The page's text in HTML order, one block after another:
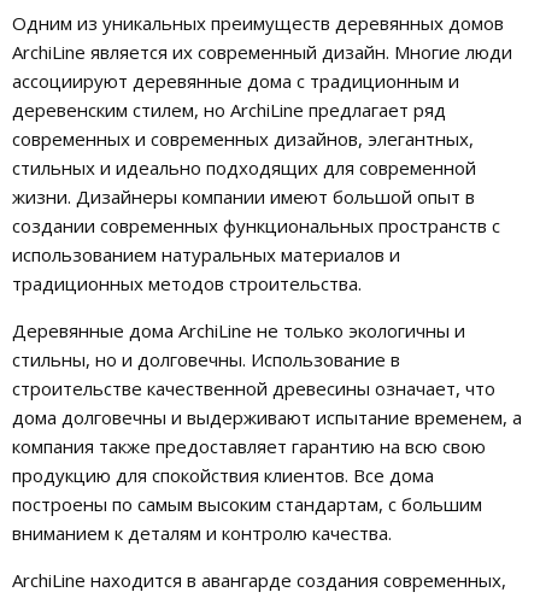
Одним из уникальных преимуществ деревянных домов
ArchiLine является их современный дизайн. Многие люди
ассоциируют деревянные дома с традиционным и
деревенским стилем, но ArchiLine предлагает ряд
современных и современных дизайнов, элегантных,
стильных и идеально подходящих для современной
жизни. Дизайнеры компании имеют большой опыт в
создании современных функциональных пространств с
использованием натуральных материалов и
традиционных методов строительства.
Деревянные дома ArchiLine не только экологичны и
стильны, но и долговечны. Использование в
строительстве качественной древесины означает, что
дома долговечны и выдерживают испытание временем, а
компания также предоставляет гарантию на всю свою
продукцию для спокойствия клиентов. Все дома
построены по самым высоким стандартам, с большим
вниманием к деталям и контролю качества.
ArchiLine находится в авангарде создания современных,